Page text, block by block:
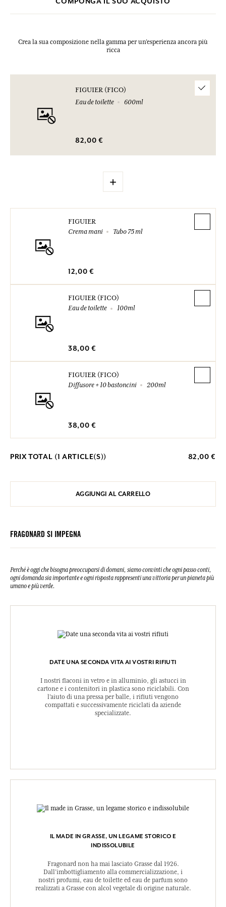
Crea la sua composizione nella gamma per un’esperienza ancora più
ricca
FIGUIER (FICO)
Eau de toilette
600ml
82,00 €
+
FIGUIER
Crema mani
Tubo 75 ml
12,00 €
FIGUIER (FICO)
Eau de toilette
100ml
38,00 €
FIGUIER (FICO)
Diffusore + 10 bastoncini
200ml
38,00 €
PRIX TOTAL (1 ARTICLE(S)) 82,00 €
AGGIUNGI AL CARRELLO
FRAGONARD SI IMPEGNA
Perché è oggi che bisogna preoccuparsi di domani, siamo convinti che ogni passo conti,
ogni domanda sia importante e ogni risposta rappresenti una vittoria per un pianeta più
umano e più verde.
DATE UNA SECONDA VITA AI VOSTRI RIFIUTI
I nostri flaconi in vetro e in alluminio, gli astucci in
cartone e i contenitori in plastica sono riciclabili. Con
l’aiuto di una pressa per balle, i rifiuti vengono
compattati e successivamente riciclati da aziende
specializzate.
IL MADE IN GRASSE, UN LEGAME STORICO E
INDISSOLUBILE
Fragonard non ha mai lasciato Grasse dal 1926.
Dall’imbottigliamento alla commercializzazione, i
nostri profumi, eau de toilette ed eau de parfum sono
realizzati a Grasse con alcol vegetale di origine naturale.